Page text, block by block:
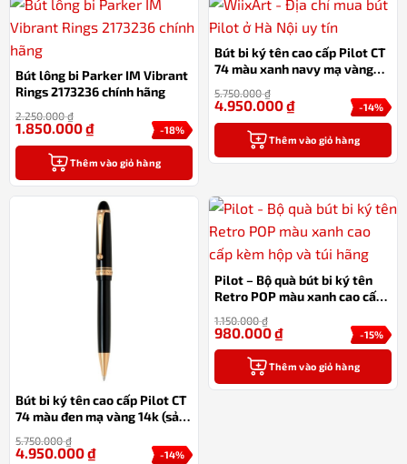
Bút lông bi Parker IM Vibrant
Rings 2173236 chính hãng
2.250.000₫
-18%
1.850.000₫
Thêm vào giỏ hàng
Bút bi ký tên cao cấp Pilot CT
74 màu xanh navy mạ vàng
Bản)
5.750.000₫
-14%
4.950.000₫
Thêm vào giỏ hàng
Bút bi ký tên cao cấp Pilot CT
74 màu đen mạ vàng 14k (sản
5.750.000₫
-14%
4.950.000₫
Pilot – Bộ quà bút bi ký tên
Retro POP màu xanh cao cấp
1.150.000₫
-15%
980.000₫
Thêm vào giỏ hàng